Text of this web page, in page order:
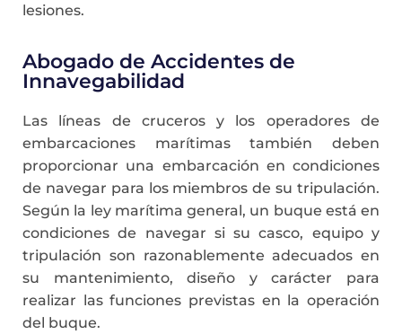
lesiones.
Abogado de Accidentes de
Innavegabilidad
Las líneas de cruceros y los operadores de
embarcaciones marítimas también deben
proporcionar una embarcación en condiciones
de navegar para los miembros de su tripulación.
Según la ley marítima general, un buque está en
condiciones de navegar si su casco, equipo y
tripulación son razonablemente adecuados en
su mantenimiento, diseño y carácter para
realizar las funciones previstas en la operación
del buque.